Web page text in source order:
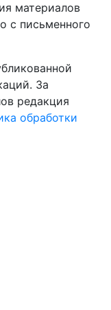
материалов
с письменного
За
редакция
обработки